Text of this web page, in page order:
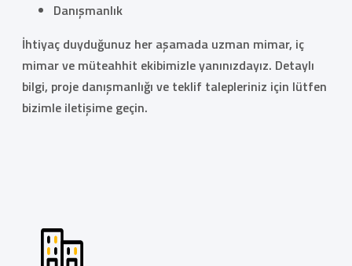
Danışmanlık
İhtiyaç duyduğunuz her aşamada uzman mimar, iç
mimar ve müteahhit ekibimizle yanınızdayız. Detaylı
bilgi, proje danışmanlığı ve teklif talepleriniz için lütfen
bizimle iletişime geçin.